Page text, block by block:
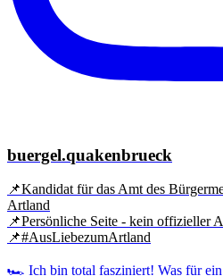
buergel.quakenbrueck
📌Kandidat für das Amt des
Artland
📌Persönliche Seite - kein offizieller
📌#AusLiebezumArtland
🏎️ Ich bin total fasziniert! Was für